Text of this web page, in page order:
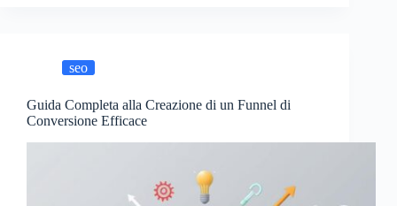
seo
Guida Completa alla Creazione di un Funnel di
Conversione Efficace